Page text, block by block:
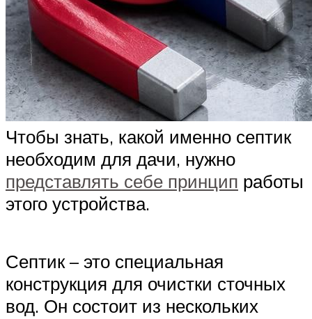
Чтобы знать, какой именно септик
необходим для дачи, нужно
представлять себе принцип работы
этого устройства.
Септик – это специальная
конструкция для очистки сточных
вод. Он состоит из нескольких